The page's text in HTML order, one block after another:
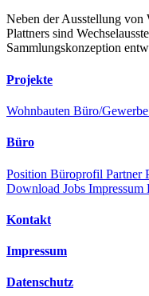
Neben der Ausstellung von
Plattners sind
Sammlungskonzeption
Projekte
Wohnbauten Büro/Gewerbe
Büro
Position Büroprofil Partner
Download Jobs Impressum
Kontakt
Impressum
Datenschutz